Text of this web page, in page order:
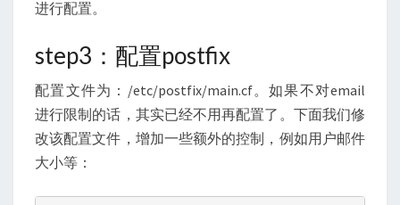
进行配置。
step3：配置postfix
配置文件为：/etc/postfix/main.cf。如果不对email
进行限制的话，其实已经不用再配置了。下面我们修
改该配置文件，增加一些额外的控制，例如用户邮件
大小等：